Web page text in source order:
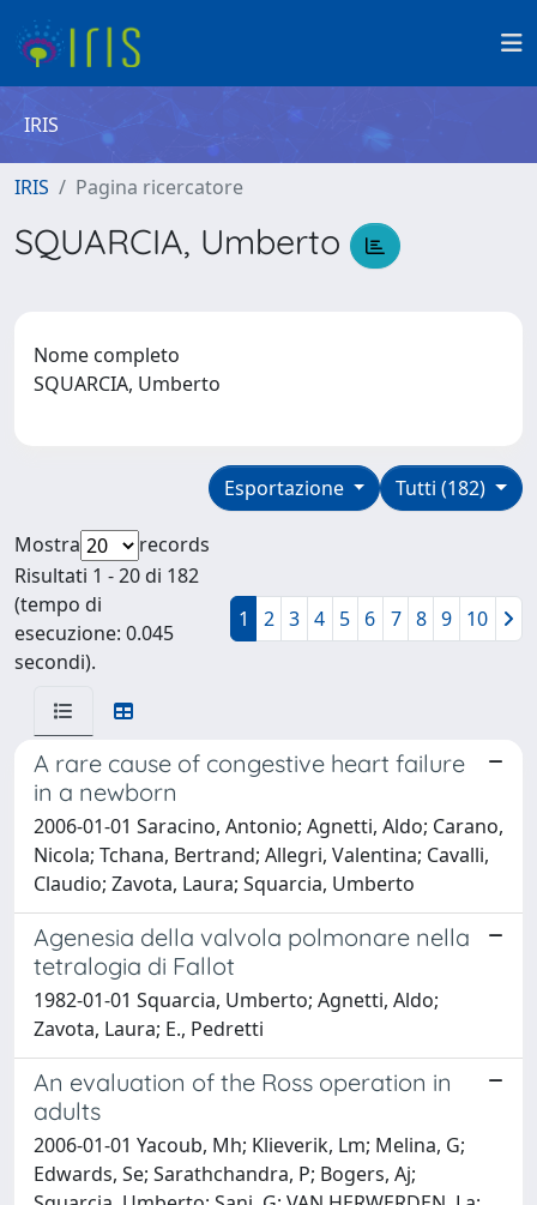
IRIS
IRIS Pagina ricercatore
SQUARCIA, Umberto
Nome completo
SQUARCIA, Umberto
Tutti (182)
Esportazione
Mostra
records
Risultati 1 - 20 di 182
(tempo di
esecuzione: 0.045
secondi).
1 2 3 4 5 6 7 8 9 10
A rare cause of congestive heart failure
in a newborn
2006-01-01 Saracino, Antonio; Agnetti, Aldo; Carano,
Nicola; Tchana, Bertrand; Allegri, Valentina; Cavalli,
Claudio; Zavota, Laura; Squarcia, Umberto
Agenesia della valvola polmonare nella
tetralogia di Fallot
1982-01-01 Squarcia, Umberto; Agnetti, Aldo;
Zavota, Laura; E., Pedretti
An evaluation of the Ross operation in
adults
2006-01-01 Yacoub, Mh; Klieverik, Lm; Melina, G;
Edwards, Se; Sarathchandra, P; Bogers, Aj;